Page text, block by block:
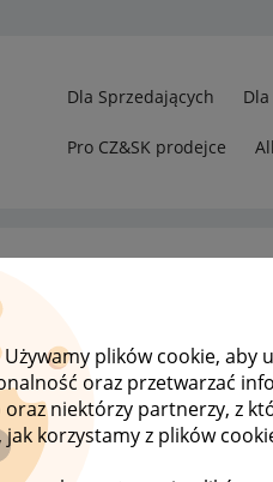
Używamy plików cookie, aby
oraz przetwarzać
niektórzy partnerzy, z
jak korzystamy z plików
Dla Sprzedających
Pro CZ&SK prodejce